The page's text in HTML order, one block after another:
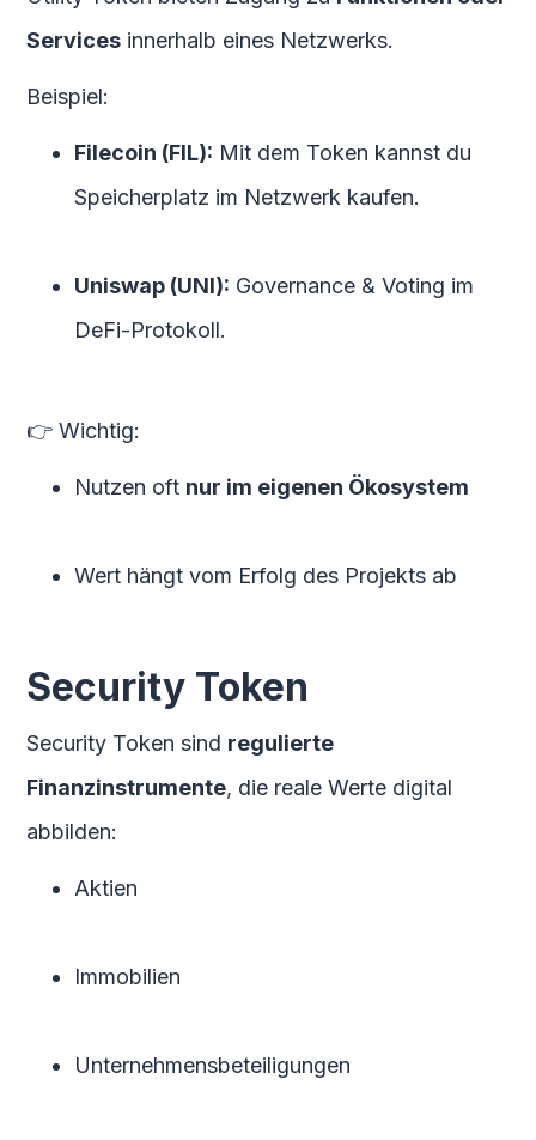
Services innerhalb eines Netzwerks.
Beispiel:
Filecoin (FIL): Mit dem Token kannst du
Speicherplatz im Netzwerk kaufen.
Uniswap (UNI): Governance & Voting im
DeFi-Protokoll.
👉 Wichtig:
Nutzen oft nur im eigenen Ökosystem
Wert hängt vom Erfolg des Projekts ab
Security Token
Security Token sind regulierte
Finanzinstrumente, die reale Werte digital
abbilden:
Aktien
Immobilien
Unternehmensbeteiligungen